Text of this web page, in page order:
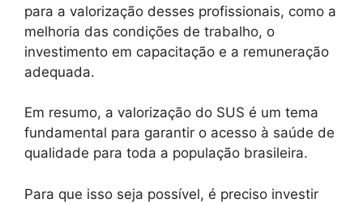
para a valorização desses profissionais, como a
melhoria das condições de trabalho, o
investimento em capacitação e a remuneração
adequada.
Em resumo, a valorização do SUS é um tema
fundamental para garantir o acesso à saúde de
qualidade para toda a população brasileira.
Para que isso seja possível, é preciso investir